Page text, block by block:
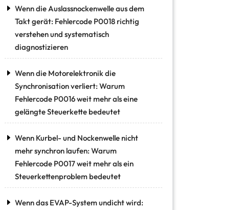
Wenn die Auslassnockenwelle aus dem
Takt gerät: Fehlercode P0018 richtig
verstehen und systematisch
diagnostizieren
Wenn die Motorelektronik die
Synchronisation verliert: Warum
Fehlercode P0016 weit mehr als eine
gelängte Steuerkette bedeutet
Wenn Kurbel- und Nockenwelle nicht
mehr synchron laufen: Warum
Fehlercode P0017 weit mehr als ein
Steuerkettenproblem bedeutet
Wenn das EVAP-System undicht wird: